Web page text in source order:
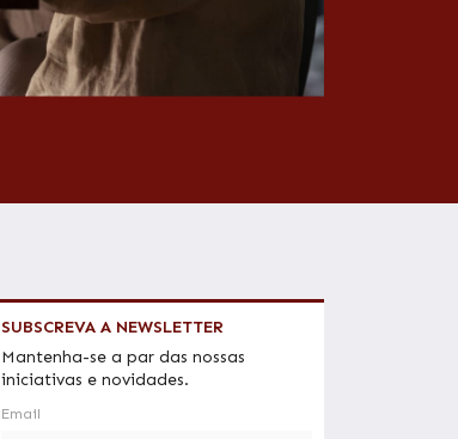
SUBSCREVA A NEWSLETTER
Mantenha-se a par das nossas
iniciativas e novidades.
Email